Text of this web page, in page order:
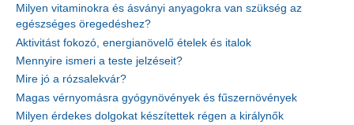
Milyen vitaminokra és ásványi anyagokra van szükség az
egészséges öregedéshez?
Aktivitást fokozó, energianövelő ételek és italok
Mennyire ismeri a teste jelzéseit?
Mire jó a rózsalekvár?
Magas vérnyomásra gyógynövények és fűszernövények
Milyen érdekes dolgokat készítettek régen a királynők